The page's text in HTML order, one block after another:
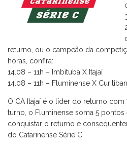
returno, ou o campeão da
horas, confira:
14.08 – 11h – Imbituba X Itajaí
14.08 – 11h – Fluminense X
O CA Itajaí é o líder do returno
turno, o Fluminense soma 5
conquistar o returno e
do Catarinense Série C.